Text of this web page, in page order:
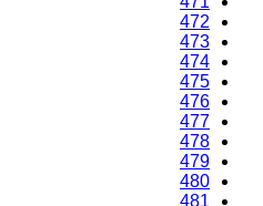
472
473
474
475
476
477
478
479
480
481